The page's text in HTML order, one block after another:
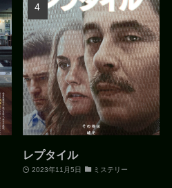
レプタイル
2023年11月5日 ミステリー